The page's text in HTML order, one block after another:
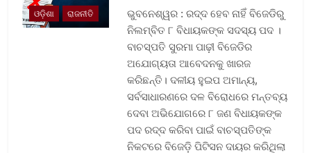
ଓଡ଼ିଶା ରାଜନୀତି
ଭୁବନେଶ୍ୱର : ରଦ୍ଦ ହେବ ନାହିଁ ବିଜେଡିରୁ
ନିଲମ୍ବିତ ୮ ବିଧାୟକଙ୍କ ସଦସ୍ୟ ପଦ ।
ବାଚସ୍ପତି ସୁରମା ପାଢ଼ୀ ବିଜେଡିର
ଅଯୋଗ୍ୟତା ଆବେଦନକୁ ଖାରଜ
କରିଛନ୍ତି। ଦଳୀୟ ହୁଇପ ଅମାନ୍ୟ,
ସର୍ବସାଧାରଣରେ ଦଳ ବିରୋଧରେ ମନ୍ତବ୍ୟ
ଦେବା ଅଭିଯୋଗରେ ୮ ଜଣ ବିଧାୟକଙ୍କ
ପଦ ରଦ୍ଦ କରିବା ପାଇଁ ବାଚସ୍ପତିଙ୍କ
ନିକଟରେ ବିଜେଡ଼ି ପିଟିସନ ଦାୟର କରିଥିଲା